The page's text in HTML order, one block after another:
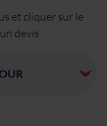
et cliquer sur le
devis.